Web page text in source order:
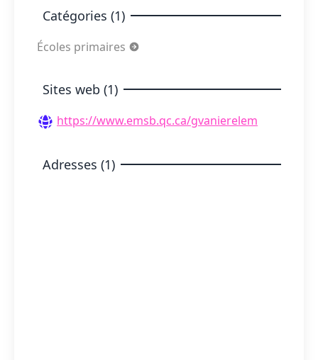
Catégories (1)
Écoles primaires
Sites web (1)
https://www.emsb.qc.ca/gvanierelem
Adresses (1)